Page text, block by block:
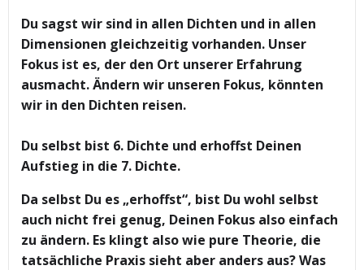
Du sagst wir sind in allen Dichten und in allen
Dimensionen gleichzeitig vorhanden. Unser
Fokus ist es, der den Ort unserer Erfahrung
ausmacht. Ändern wir unseren Fokus, könnten
wir in den Dichten reisen.
Du selbst bist 6. Dichte und erhoffst Deinen
Aufstieg in die 7. Dichte.
Da selbst Du es „erhoffst“, bist Du wohl selbst
auch nicht frei genug, Deinen Fokus also einfach
zu ändern. Es klingt also wie pure Theorie, die
tatsächliche Praxis sieht aber anders aus? Was